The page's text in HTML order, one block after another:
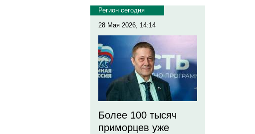
Регион сегодня
28 Мая 2026, 14:14
Более 100 тысяч
приморцев уже